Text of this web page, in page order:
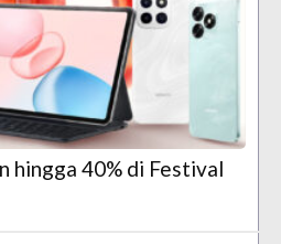
hingga 40% di Festival